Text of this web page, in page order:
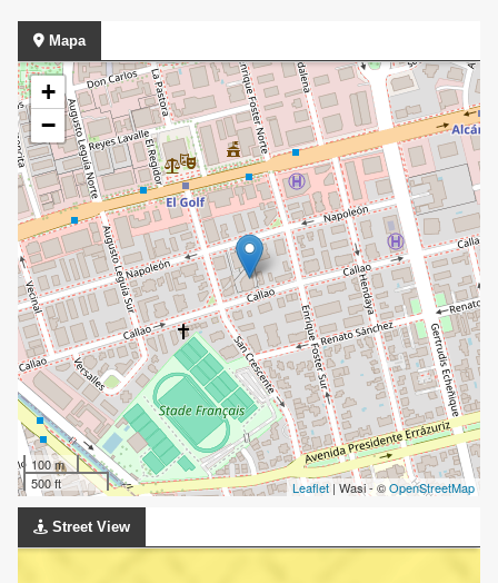
Mapa
+
−
100 m
500 ft
Leaflet | Wasi - ©OpenStreetMap
Street View